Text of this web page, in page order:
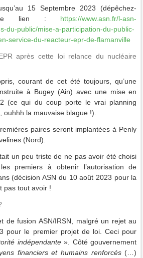
15 Septembre 2023 (dépêchez-
lien : https://www.asn.fr/l-asn-
du-public/mise-a-participation-du-public-
service-du-reacteur-epr-de-flamanville
après cette loi relance du nucléaire
courant de cet été toujours, qu’une
à Bugey (Ain) avec une mise en
(ce qui du coup porte le vrai planning
ouhhh la mauvaise blague !).
paires seront implantées à Penly
(Nord).
un peu triste de ne pas avoir été choisi
premiers à obtenir l’autorisation de
(décision ASN du 10 août 2023 pour la
pas tout avoir !
de fusion ASN/IRSN, malgré un rejet au
pour le premier projet de loi. Ceci pour
indépendante». Côté gouvernement
financiers et humains renforcés (…)